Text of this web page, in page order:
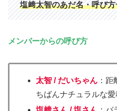
塩﨑太智のあだ名・呼び
メンバーからの呼び方
太智 / だいちゃん ：
ちばんナチュラルな愛